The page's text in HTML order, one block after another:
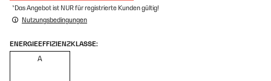
*Das Angebot ist NUR für registrierte Kunden gültig!
Nutzungsbedingungen
ENERGIEEFFIZIENZKLASSE:
A